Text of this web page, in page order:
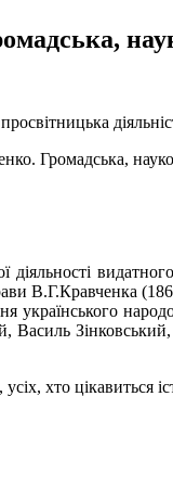
Громадська,
В.Г.Кравченка
українського
хто